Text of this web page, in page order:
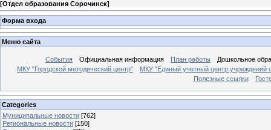
[Отдел образования Сорочинск]
Форма входа
Меню сайта
События Официальная информация План работы
Дошкольное
МКУ "Городской методический центр"
МКУ "Единый учетный центр учреждений
Полезные ссылки
Categories
Муниципальные новости [762]
Региональные новости [150]